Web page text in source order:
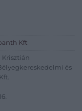
Kft
Krisztián
és